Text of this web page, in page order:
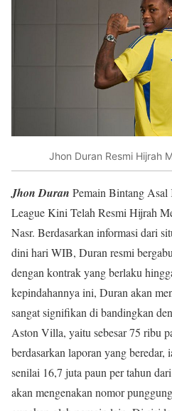
Jhon Duran Resmi Hijrah
Jhon Duran Pemain Bintang Asal
League Kini Telah Resmi Hijrah
Nasr. Berdasarkan informasi dari
dini hari WIB, Duran resmi
dengan kontrak yang berlaku
kepindahannya ini, Duran akan
sangat signifikan di bandingkan
Aston Villa, yaitu sebesar 75 ribu
berdasarkan laporan yang beredar,
senilai 16,7 juta paun per tahun
akan mengenakan nomor